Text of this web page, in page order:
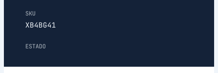
SKU
XB4BG41
ESTADO